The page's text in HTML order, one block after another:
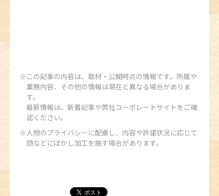
この記事の内容は、取材・公開時点の情報です。所属や
業務内容、その他の情報は現在と異なる場合がありま
す。
最新情報は、新着記事や弊社コーポレートサイトをご確
認ください。
人物のプライバシーに配慮し、内容や許諾状況に応じて
顔などにぼかし加工を施す場合があります。